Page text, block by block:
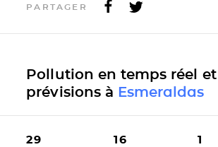
PARTAGER
Pollution en temps réel et
prévisions à Esmeraldas
29 16 1